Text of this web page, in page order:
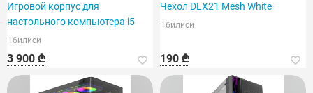
Игровой корпус для
настольного компьютера i5
Тбилиси
3 900 ₾
Чехол DLX21 Mesh White
Тбилиси
190 ₾